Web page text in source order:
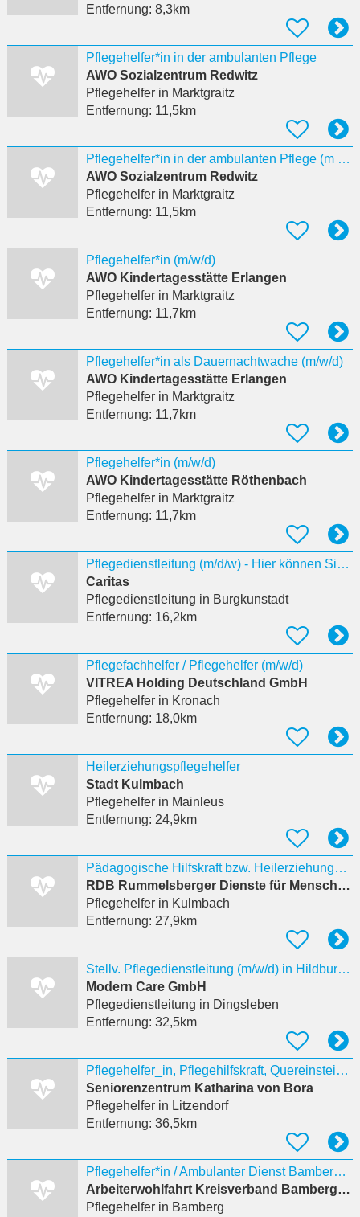
Entfernung: 8,3km
Pflegehelfer*in in der ambulanten Pflege
AWO Sozialzentrum Redwitz
Pflegehelferin Marktgraitz
Entfernung: 11,5km
Pflegehelfer*in in der ambulanten Pflege (m / w / d)
AWO Sozialzentrum Redwitz
Pflegehelferin Marktgraitz
Entfernung: 11,5km
Pflegehelfer*in (m/w/d)
AWO Kindertagesstätte Erlangen
Pflegehelferin Marktgraitz
Entfernung: 11,7km
Pflegehelfer*in als Dauernachtwache (m/w/d)
AWO Kindertagesstätte Erlangen
Pflegehelferin Marktgraitz
Entfernung: 11,7km
Pflegehelfer*in (m/w/d)
AWO Kindertagesstätte Röthenbach
Pflegehelferin Marktgraitz
Entfernung: 11,7km
Pflegedienstleitung (m/d/w) - Hier können Sie durchstarten!
Caritas
Pflegedienstleitung in Burgkunstadt
Entfernung: 16,2km
Pflegefachhelfer / Pflegehelfer (m/w/d)
VITREA Holding Deutschland GmbH
Pflegehelferin Kronach
Entfernung: 18,0km
Heilerziehungspflegehelfer
Stadt Kulmbach
Pflegehelferin Mainleus
Entfernung: 24,9km
Pädagogische Hilfskraft bzw. Heilerziehungspflegehelfer /in (m/w/d)
RDB Rummelsberger Dienste für Menschen mit Behinderung gemeinnützige GmbH
Pflegehelferin Kulmbach
Entfernung: 27,9km
Stellv. Pflegedienstleitung (m/w/d) in Hildburghausen
Modern Care GmbH
Pflegedienstleitung in Dingsleben
Entfernung: 32,5km
Pflegehelfer_in, Pflegehilfskraft, Quereinsteiger_in
Seniorenzentrum Katharina von Bora
Pflegehelferin Litzendorf
Entfernung: 36,5km
Pflegehelfer*in / Ambulanter Dienst Bamberg TZ (15-20 Std. Woche) (m/w/d)
Arbeiterwohlfahrt Kreisverband Bamberg Stadt und Land e.V.
Pflegehelferin Bamberg